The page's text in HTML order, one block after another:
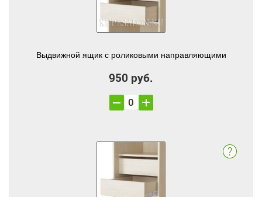
Выдвижной ящик с роликовыми направляющими
950 руб.